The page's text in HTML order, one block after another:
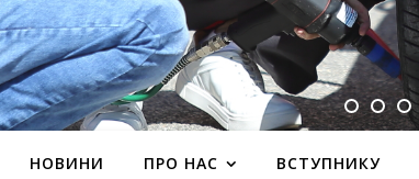
НОВИНИ ПРО НАС ВСТУПНИКУ